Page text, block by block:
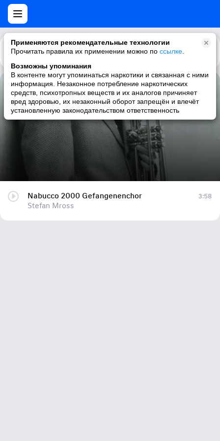
Применяются рекомендательные технологии
Прочитать правила их применении можно по ссылке
Возможны упоминания
В контенте могут упоминаться наркотики и связанная с ними
информация. Незаконное потребление наркотических
средств, психотропных веществ и их аналогов причиняет
вред здоровью, их незаконный оборот запрещён и влечёт
установленную законодательством ответственность
Каталог Рекомендации
Nabucco 2000 Gefangenenchor
Stefan Mross
Nabucco 2000 Gefangenenchor
Stefan Mross
3:58